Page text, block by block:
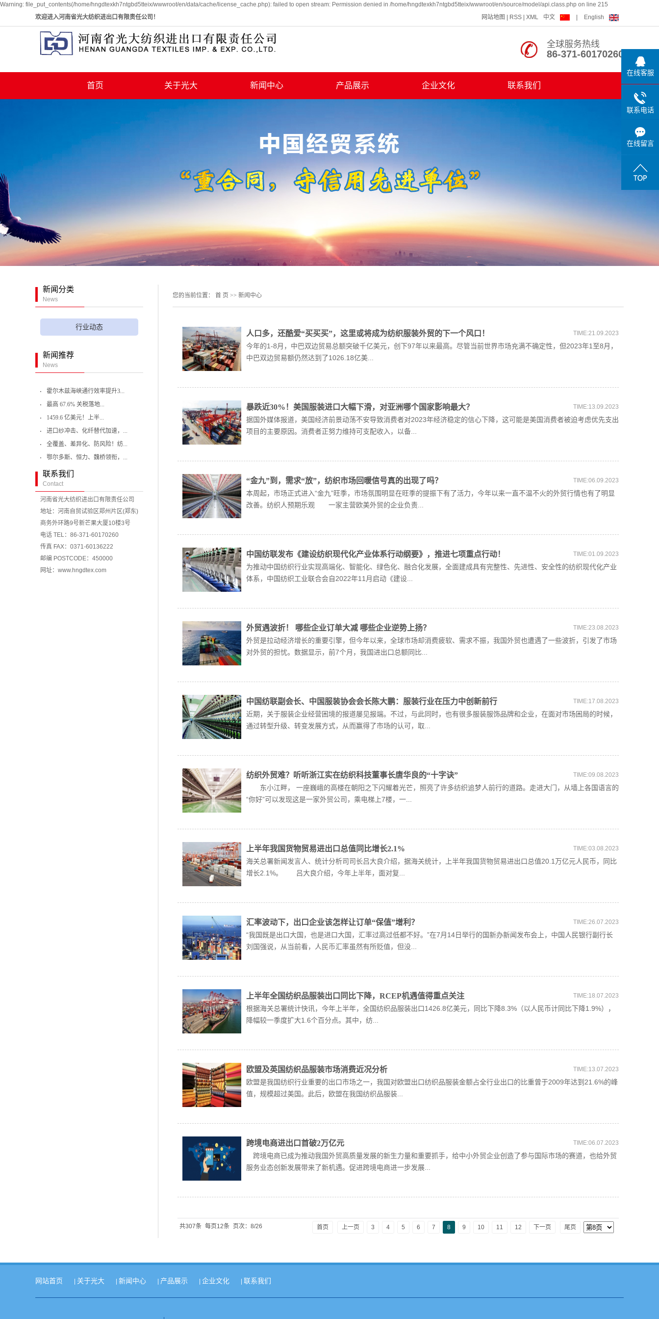
Warning: file_put_contents(/home/hngdtexkh7ntgbd5tteix/wwwroot/en/data/cache/license_cache.php): failed to open stream: Permission denied in /home/hngdtexkh7ntgbd5tteix/wwwroot/en/source/model/api.class.php on line 215
欢迎进入河南省光大纺织进出口有限责任公司！
网站地图 RSS XML 中文 English
全球服务热线
86-371-60170260
首页 关于光大
公司简介
生产基地
新闻中心 产品展示
家纺用品
纺织品
企业文化 联系我们
新闻分类
News
行业动态
新闻推荐
News
霍尔木兹海峡通行效率提升3...
最高 67.6% 关税落地...
1459.6 亿美元！上半...
进口纱冲击、化纤替代加速，...
全覆盖、差异化、防风险！纺...
鄂尔多斯、恒力、魏桥领衔，...
联系我们
Contact
河南省光大纺织进出口有限责任公司
地址：河南自贸试验区郑州片区(郑东)
商务外环路9号新芒果大厦10楼3号
电话 TEL：86-371-60170260
传真 FAX：0371-60136222
邮编 POSTCODE：450000
网址：www.hngdtex.com
您的当前位置： 首 页 >> 新闻中心
人口多，还酷爱“买买买”，这里或将成为纺织服装外贸的下一个风口！ TIME:21.09.2023
今年的1-8月，中巴双边贸易总额突破千亿美元，创下97年以来最高。尽管当前世界市场充满不确定性，但2023年1至8月，
中巴双边贸易额仍然达到了1026.18亿美...
暴跌近30%！美国服装进口大幅下滑，对亚洲哪个国家影响最大？ TIME:13.09.2023
据国外媒体报道，美国经济前景动荡不安导致消费者对2023年经济稳定的信心下降，这可能是美国消费者被迫考虑优先支出
项目的主要原因。消费者正努力维持可支配收入，以备...
“金九”到，需求“放”，纺织市场回暖信号真的出现了吗？ TIME:06.09.2023
本周起，市场正式进入“金九”旺季，市场氛围明显在旺季的提振下有了活力，今年以来一直不温不火的外贸行情也有了明显
改善。纺织人预期乐观 一家主营欧美外贸的企业负责...
中国纺联发布《建设纺织现代化产业体系行动纲要》，推进七项重点行动！ TIME:01.09.2023
为推动中国纺织行业实现高端化、智能化、绿色化、融合化发展，全面建成具有完整性、先进性、安全性的纺织现代化产业
体系，中国纺织工业联合会自2022年11月启动《建设...
外贸遇波折！ 哪些企业订单大减 哪些企业逆势上扬？ TIME:23.08.2023
外贸是拉动经济增长的重要引擎，但今年以来，全球市场却消费疲软、需求不振，我国外贸也遭遇了一些波折，引发了市场
对外贸的担忧。数据显示，前7个月，我国进出口总额同比...
中国纺联副会长、中国服装协会会长陈大鹏：服装行业在压力中创新前行 TIME:17.08.2023
近期，关于服装企业经营困境的报道屡见报端。不过，与此同时，也有很多服装服饰品牌和企业，在面对市场困局的时候，
通过转型升级、转变发展方式，从而赢得了市场的认可，取...
纺织外贸难？听听浙江实在纺织科技董事长唐华良的“十字诀” TIME:09.08.2023
东小江畔， 一座巍峨的高楼在朝阳之下闪耀着光芒，照亮了许多纺织追梦人前行的道路。走进大门，从墙上各国语言的
“你好”可以发现这是一家外贸公司，乘电梯上7楼，一...
上半年我国货物贸易进出口总值同比增长2.1% TIME:03.08.2023
海关总署新闻发言人、统计分析司司长吕大良介绍，据海关统计，上半年我国货物贸易进出口总值20.1万亿元人民币，同比
增长2.1%。 吕大良介绍，今年上半年，面对复...
汇率波动下，出口企业该怎样让订单“保值”增利？ TIME:26.07.2023
“我国既是出口大国，也是进口大国，汇率过高过低都不好。”在7月14日举行的国新办新闻发布会上，中国人民银行副行长
刘国强说，从当前看，人民币汇率虽然有所贬值，但没...
上半年全国纺织品服装出口同比下降，RCEP机遇值得重点关注 TIME:18.07.2023
根据海关总署统计快讯，今年上半年，全国纺织品服装出口1426.8亿美元，同比下降8.3%（以人民币计同比下降1.9%），
降幅较一季度扩大1.6个百分点。其中，纺...
欧盟及英国纺织品服装市场消费近况分析 TIME:13.07.2023
欧盟是我国纺织行业重要的出口市场之一，我国对欧盟出口纺织品服装金额占全行业出口的比重曾于2009年达到21.6%的峰
值，规模超过美国。此后，欧盟在我国纺织品服装...
跨境电商进出口首破2万亿元 TIME:06.07.2023
跨境电商已成为推动我国外贸高质量发展的新生力量和重要抓手，给中小外贸企业创造了参与国际市场的赛道，也给外贸
服务业态创新发展带来了新机遇。促进跨境电商进一步发展...
共307条 每页12条 页次：8/26 首页 上一页 3 4 5 6 7 8 9 10 11 12 下一页 尾页
网站首页 | 关于光大 | 新闻中心 | 产品展示 | 企业文化 | 联系我们
在线客服
联系电话
在线留言